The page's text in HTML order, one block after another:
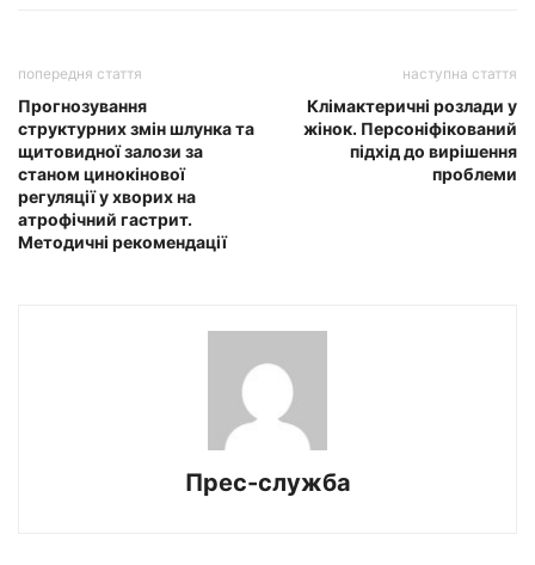
попередня стаття
Прогнозування
структурних змін шлунка та
щитовидної залози за
станом цинокінової
регуляції у хворих на
атрофічний гастрит.
Методичні рекомендації
наступна стаття
Клімактеричні розлади у
жінок. Персоніфікований
підхід до вирішення
проблеми
Прес-служба